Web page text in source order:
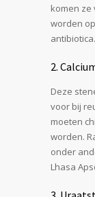
komen ze
worden
antibiotica.
2.
Deze
voor bij
moeten
worden.
onder
Lhasa